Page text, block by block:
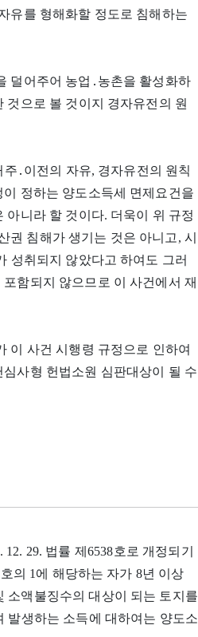
유를 형해화할 정도로 침해하는
덜어주어 농업․농촌을 활성화하
으로 볼 것이지 경자유전의 원
․이전의 자유, 경자유전의 원칙
정하는 양도소득세 면제요건을
니라 할 것이다. 더욱이 위 규정
권 침해가 생기는 것은 아니고, 시
성취되지 않았다고 하여도 그러
함되지 않으므로 이 사건에서 재
이 사건 시행령 규정으로 인하여
사형 헌법소원 심판대상이 될 수
29. 법률 제6538호로 개정되기
의 1에 해당하는 자가 8년 이상
소액불징수의 대상이 되는 토지를
발생하는 소득에 대하여는 양도소